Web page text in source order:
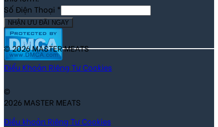
Số Điện Thoại *
NHẬN ƯU ĐÃI NGAY
© 2026 MASTER MEATS
Điểu Khoản Riêng Tư Cookies
©
2026 MASTER MEATS
Điều khoản Riêng Tư Cookies